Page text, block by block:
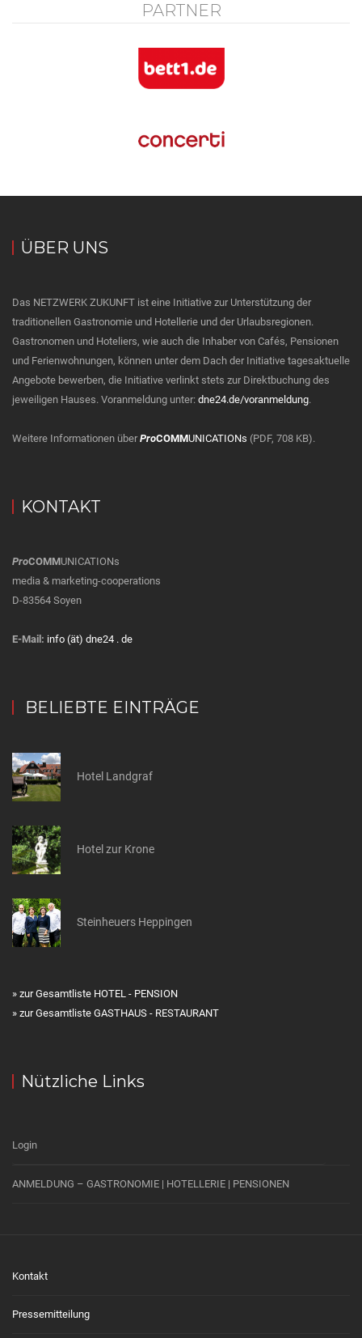
PARTNER
ÜBER UNS
Das NETZWERK ZUKUNFT ist eine Initiative zur Unterstützung der
traditionellen Gastronomie und Hotellerie und der Urlaubsregionen.
Gastronomen und Hoteliers, wie auch die Inhaber von Cafés, Pensionen
und Ferienwohnungen, können unter dem Dach der Initiative tagesaktuelle
Angebote bewerben, die Initiative verlinkt stets zur Direktbuchung des
jeweiligen Hauses. Voranmeldung unter: dne24.de/voranmeldung.
Weitere Informationen überProCOMMUNICATIONs (PDF, 708 KB).
KONTAKT
ProCOMMUNICATIONs
media & marketing-cooperations
D-83564 Soyen
E-Mail: info (ät) dne24 . de
BELIEBTE EINTRÄGE
Hotel Landgraf
Hotel zur Krone
Steinheuers Heppingen
» zur Gesamtliste HOTEL - PENSION
» zur Gesamtliste GASTHAUS - RESTAURANT
Nützliche Links
Login
ANMELDUNG – GASTRONOMIE | HOTELLERIE | PENSIONEN
Kontakt
Pressemitteilung